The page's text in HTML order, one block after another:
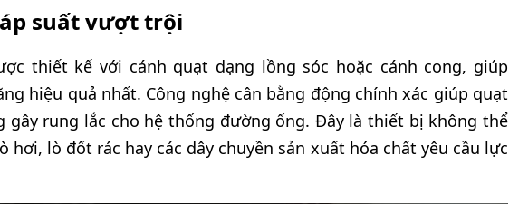
suất vượt trội
thiết kế với cánh quạt dạng lồng sóc hoặc cánh cong, giúp
hiệu quả nhất. Công nghệ cân bằng động chính xác giúp quạt
gây rung lắc cho hệ thống đường ống. Đây là thiết bị không thể
lò đốt rác hay các dây chuyền sản xuất hóa chất yêu cầu lực